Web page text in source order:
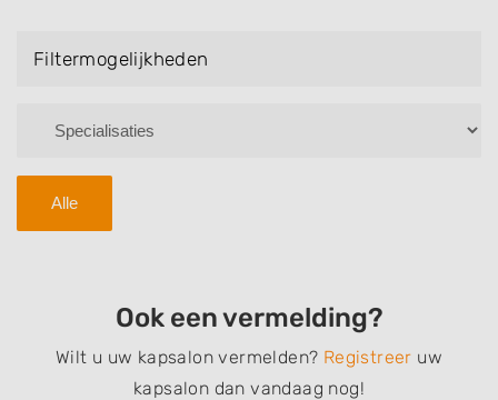
Filtermogelijkheden
Alle
Ook een vermelding?
Wilt u uw kapsalon vermelden? Registreer uw
kapsalon dan vandaag nog!